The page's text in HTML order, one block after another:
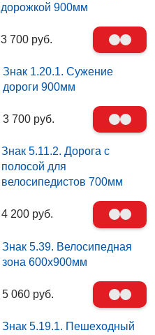
дорожкой 900мм
3 700 руб.
Знак 1.20.1. Сужение
дороги 900мм
3 700 руб.
Знак 5.11.2. Дорога с
полосой для
велосипедистов 700мм
4 200 руб.
Знак 5.39. Велосипедная
зона 600х900мм
5 060 руб.
Знак 5.19.1. Пешеходный